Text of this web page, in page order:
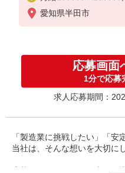
愛知県半田市
応募画面
1分で応募
求人応募期間：
「製造業に挑戦したい」「安
当社は、そんな想いを大切に